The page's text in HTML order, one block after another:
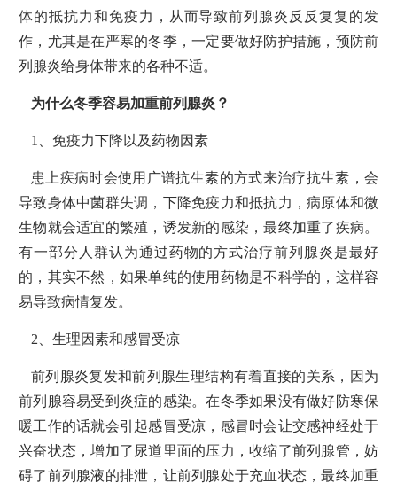
体的抵抗力和免疫力，从而导致前列腺炎反反复复的发
作，尤其是在严寒的冬季，一定要做好防护措施，预防前
列腺炎给身体带来的各种不适。
为什么冬季容易加重前列腺炎？
1、免疫力下降以及药物因素
患上疾病时会使用广谱抗生素的方式来治疗抗生素，会
导致身体中菌群失调，下降免疫力和抵抗力，病原体和微
生物就会适宜的繁殖，诱发新的感染，最终加重了疾病。
有一部分人群认为通过药物的方式治疗前列腺炎是最好
的，其实不然，如果单纯的使用药物是不科学的，这样容
易导致病情复发。
2、生理因素和感冒受凉
前列腺炎复发和前列腺生理结构有着直接的关系，因为
前列腺容易受到炎症的感染。在冬季如果没有做好防寒保
暖工作的话就会引起感冒受凉，感冒时会让交感神经处于
兴奋状态，增加了尿道里面的压力，收缩了前列腺管，妨
碍了前列腺液的排泄，让前列腺处于充血状态，最终加重